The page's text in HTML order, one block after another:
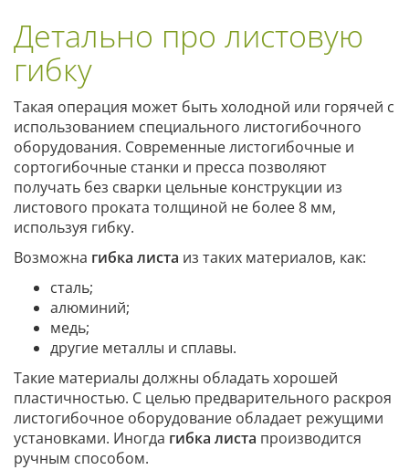
Детально про листовую
гибку
Такая операция может быть холодной или горячей с
использованием специального листогибочного
оборудования. Современные листогибочные и
сортогибочные станки и пресса позволяют
получать без сварки цельные конструкции из
листового проката толщиной не более 8 мм,
используя гибку.
Возможна гибка листа из таких материалов, как:
сталь;
алюминий;
медь;
другие металлы и сплавы.
Такие материалы должны обладать хорошей
пластичностью. С целью предварительного раскроя
листогибочное оборудование обладает режущими
установками. Иногда гибка листа производится
ручным способом.